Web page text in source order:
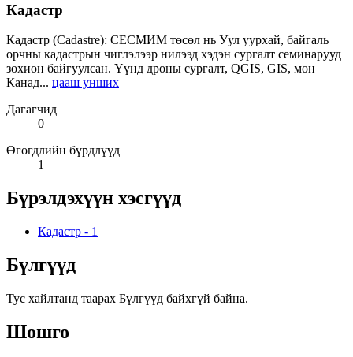
Кадастр
Кадастр (Cadastre): СЕСМИМ төсөл нь Уул уурхай, байгаль
орчны кадастрын чиглэлээр нилээд хэдэн сургалт семинарууд
зохион байгуулсан. Үүнд дроны сургалт, QGIS, GIS, мөн
Канад... цааш унших
Дагагчид
0
Өгөгдлийн бүрдлүүд
1
Бүрэлдэхүүн хэсгүүд
Кадастр - 1
Бүлгүүд
Тус хайлтанд таарах Бүлгүүд байхгүй байна.
Шошго